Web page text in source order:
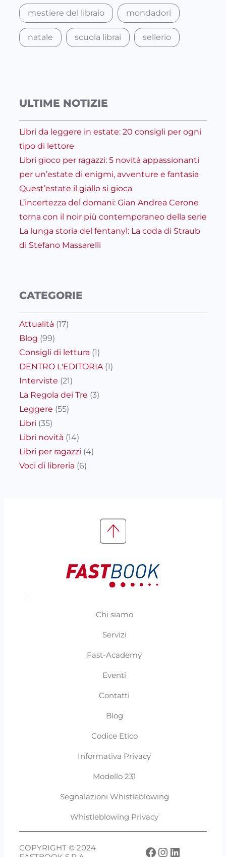
mestiere del libraio mondadori
natale scuola librai sellerio
ULTIME NOTIZIE
Libri da leggere in estate: 20 consigli per ogni
tipo di lettore
Libri gioco per ragazzi: 5 novità appassionanti
per un’estate di enigmi, avventure e fantasia
Quest’estate il giallo si gioca
L’incertezza del domani: Gian Andrea Cerone
torna con il noir più contemporaneo della serie
La lunga storia del fentanyl: La coda di Straub
di Stefano Massarelli
CATEGORIE
Attualità (17)
Blog (99)
Consigli di lettura (1)
DENTRO L'EDITORIA(1)
Interviste (21)
La Regola dei Tre (3)
Leggere (55)
Libri (35)
Libri novità (14)
Libri per ragazzi (4)
Voci di libreria (6)
Chi siamo
Servizi
Fast-Academy
Eventi
Contatti
Blog
Codice Etico
Informativa Privacy
Modello 231
Segnalazioni Whistleblowing
Whistleblowing Privacy
COPYRIGHT © 2024
Facebook
Instagram
LinkedIn